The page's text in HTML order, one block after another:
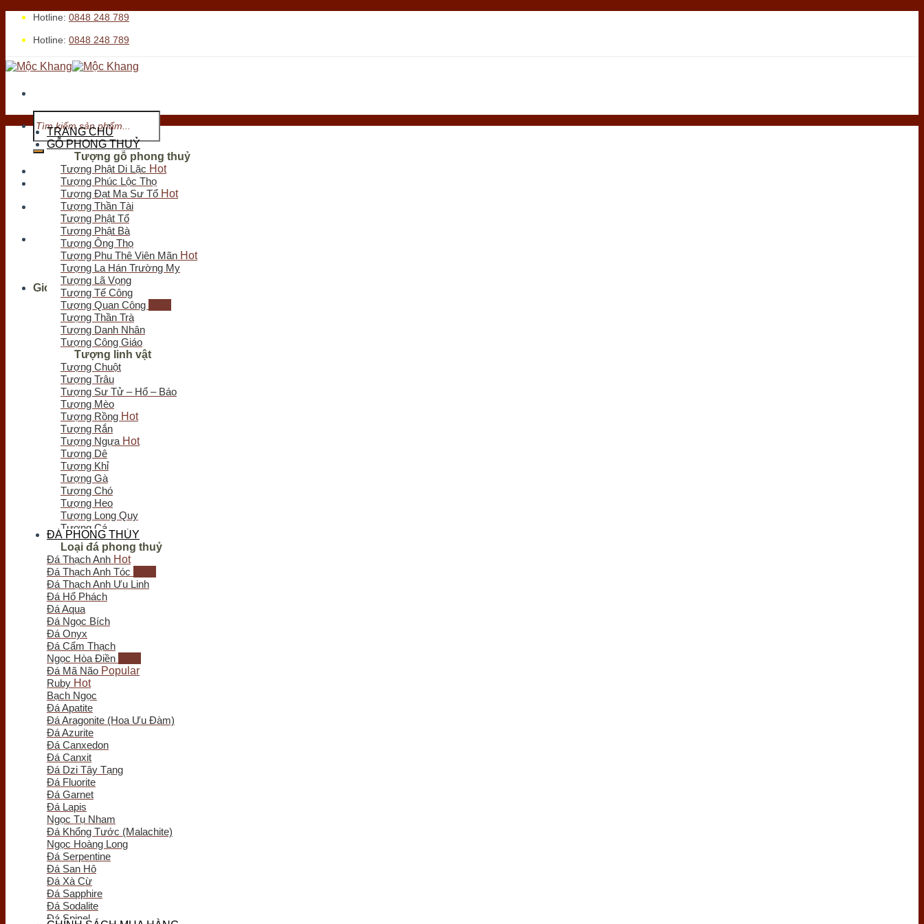
Skip
content
Hotline: 0848 248 789
Hotline: 0848 248 789
Tìm
kiếm:
Tới xem cửa hàng
Tìm
kiếm:
Giỏ hàng
TRANG CHỦ
GỖ PHONG THUỶ
Tượng gỗ phong thuỷ
Tượng Phật Di Lặc
Tượng Phúc Lộc Thọ
Tượng Đạt Ma Sư Tổ
Tượng Thần Tài
Tượng Phật Tổ
Tượng Phật Bà
Tượng Ông Thọ
Tượng Phu Thê Viên Mãn
Tượng La Hán Trường My
Tượng Lã Vọng
Tượng Tế Công
Tượng Quan Công
Tượng Thần Trà
Tượng Danh Nhân
Tượng Công Giáo
Tượng linh vật
Tượng Chuột
Tượng Trâu
Tượng Sư Tử – Hổ – Báo
Tượng Mèo
Tượng Rồng
Tượng Rắn
Tượng Ngựa
Tượng Dê
Tượng Khỉ
Tượng Gà
Tượng Chó
Tượng Heo
Tượng Long Quy
Tượng Cá
Tượng Bò Tót
Tượng Chim
Tượng Nghê - Kỳ Lân
Tượng Thiềm Thừ
Tượng Tỳ Hưu
Tượng Voi
Trầm hương
Trầm Hương Phong Thủy
Tượng Trầm Hương
Vòng Tay Trầm Hương
Nụ - Nhang - Tinh Dầu Trầm Hương
Lư Xông Trầm
Sản phẩm khác
Chum Phú Quý
Lục Bình Gỗ
Quà Tặng Trang Trí
Tranh Gỗ
Tiểu Cảnh Gỗ
Bình Hoa Gỗ
Khay Trà Gỗ
Đồng Hồ Gỗ
Đĩa Gỗ Trang Trí
Nội Thất Gỗ
Phôi - Lũa Gỗ
Đồng Phong Thủy
ĐÁ PHONG THỦY
Loại đá phong thuỷ
Đá Thạch Anh
Đá Thạch Anh Tóc
Đá Thạch Anh Ưu Linh
Đá Hổ Phách
Đá Aqua
Đá Ngọc Bích
Đá Onyx
Đá Cẩm Thạch
Ngọc Hòa Điền
Đá Mã Não
Ruby
Bạch Ngọc
Đá Apatite
Đá Aragonite (Hoa Ưu Đàm)
Đá Azurite
Đá Canxedon
Đá Canxit
Đá Dzi Tây Tạng
Đá Fluorite
Đá Garnet
Đá Lapis
Ngọc Tụ Nham
Đá Khổng Tước (Malachite)
Ngọc Hoàng Long
Đá Serpentine
Đá San Hô
Đá Xà Cừ
Đá Sapphire
Đá Sodalite
Đá Spinel